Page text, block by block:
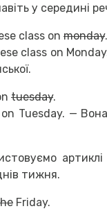
у середині
class on monday.
class on
tuesday.
Tuesday. —
тижня.
Friday.